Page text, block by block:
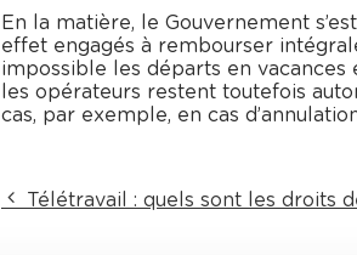
En la matière, le Gouvernement
effet engagés à rembourser
impossible les départs en vacances
les opérateurs restent toutefois
cas, par exemple, en cas
Télétravail : quels sont les droits